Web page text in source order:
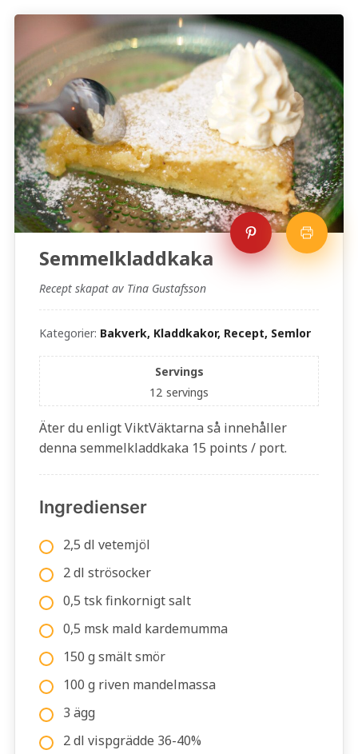
Semmelkladdkaka
Recept skapat av Tina Gustafsson
Kategorier: Bakverk, Kladdkakor, Recept, Semlor
Servings
12 servings
Äter du enligt ViktVäktarna så innehåller
denna semmelkladdkaka 15 points / port.
Ingredienser
2,5 dl vetemjöl
2 dl strösocker
0,5 tsk finkornigt salt
0,5 msk mald kardemumma
150 g smält smör
100 g riven mandelmassa
3 ägg
2 dl vispgrädde 36-40%